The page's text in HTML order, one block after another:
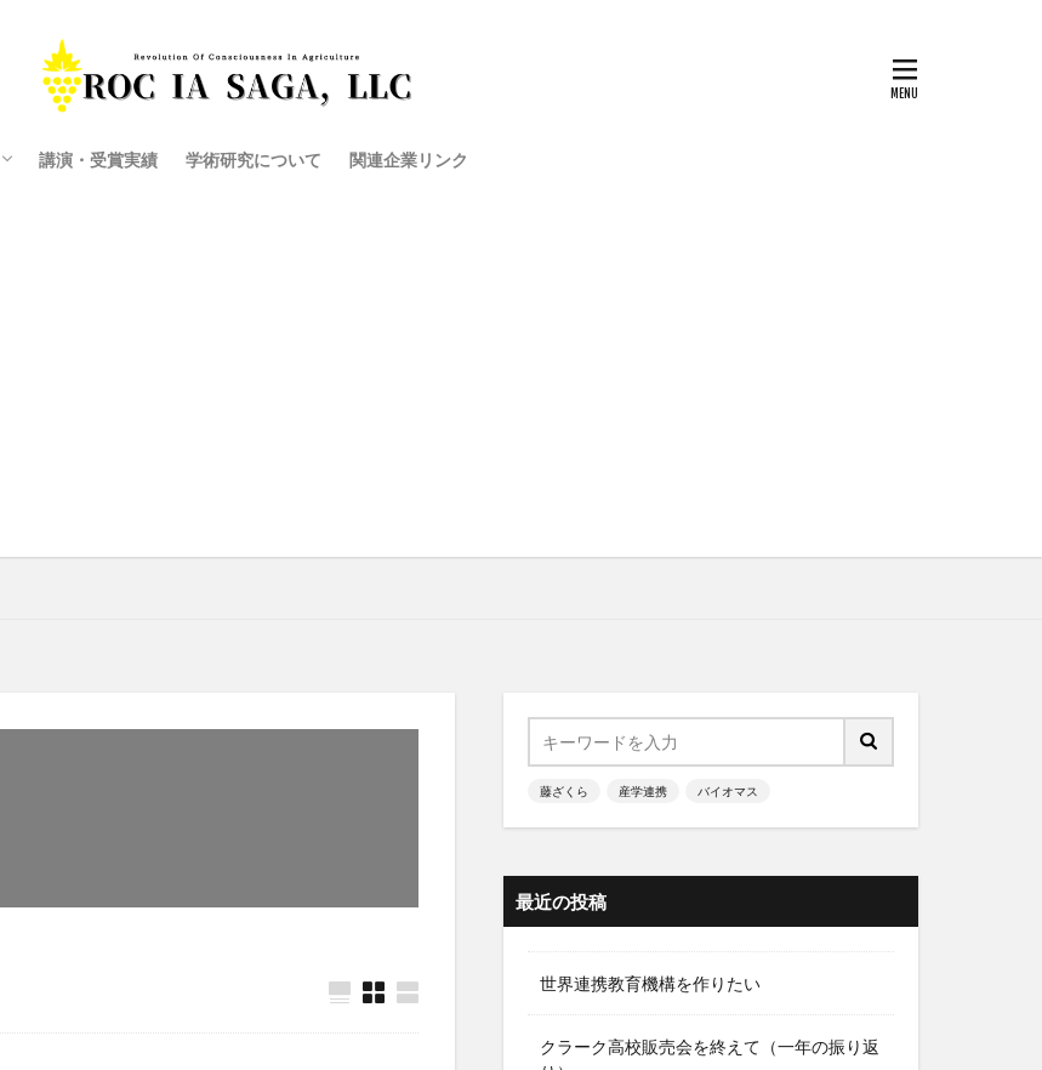
講演・受賞実績 学術研究について 関連企業リンク
藤ざくら 産学連携 バイオマス
最近の投稿
世界連携教育機構を作りたい
クラーク高校販売会を終えて（一年の振り返